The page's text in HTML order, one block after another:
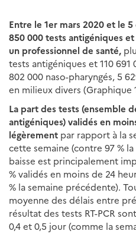
Entre le 1er mars 2020 et le
850 000 tests antigéniques
un professionnel de santé,
tests antigéniques et 110 691
802 000 naso-pharyngés, 5
en milieux divers (Graphique
La part des tests (ensemble
antigéniques) validés en
légèrement par rapport à la
cette semaine (contre 97 %
baisse est principalement
% validés en moins de 24
% la semaine précédente).
moyenne des délais entre
résultat des tests RT-PCR
0,4 et 0,5 jour (comme la